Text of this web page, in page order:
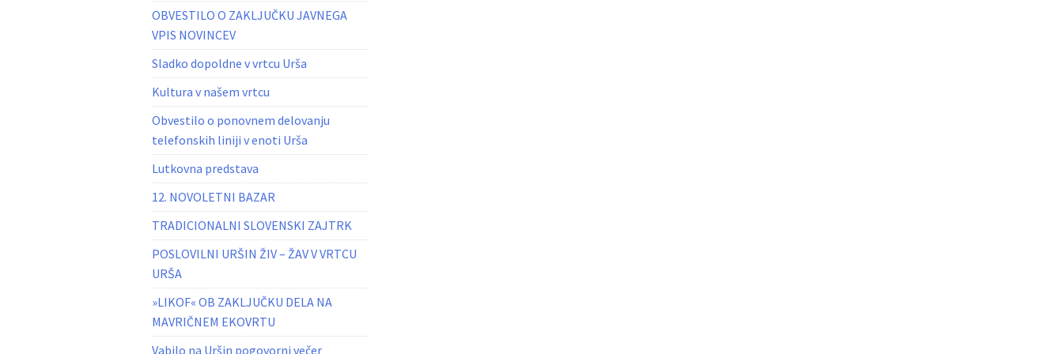
OBVESTILO O ZAKLJUČKU JAVNEGA
VPIS NOVINCEV
Sladko dopoldne v vrtcu Urša
Kultura v našem vrtcu
Obvestilo o ponovnem delovanju
telefonskih liniji v enoti Urša
Lutkovna predstava
12. NOVOLETNI BAZAR
TRADICIONALNI SLOVENSKI ZAJTRK
POSLOVILNI URŠIN ŽIV – ŽAV V VRTCU
URŠA
»LIKOF« OB ZAKLJUČKU DELA NA
MAVRIČNEM EKOVRTU
Vabilo na Uršin pogovorni večer